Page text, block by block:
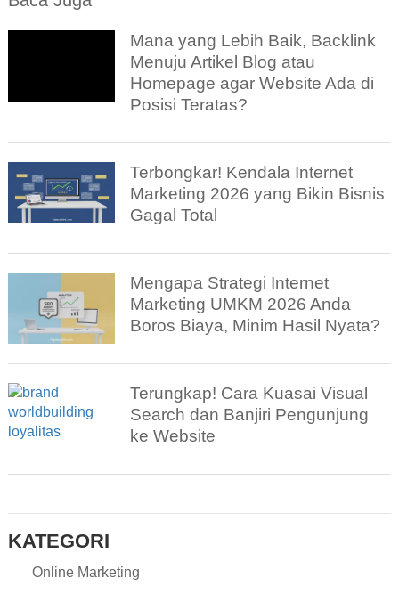
Mana yang Lebih Baik, Backlink
Menuju Artikel Blog atau
Homepage agar Website Ada di
Posisi Teratas?
Terbongkar! Kendala Internet
Marketing 2026 yang Bikin Bisnis
Gagal Total
Mengapa Strategi Internet
Marketing UMKM 2026 Anda
Boros Biaya, Minim Hasil Nyata?
Terungkap! Cara Kuasai Visual
Search dan Banjiri Pengunjung
ke Website
KATEGORI
Online Marketing